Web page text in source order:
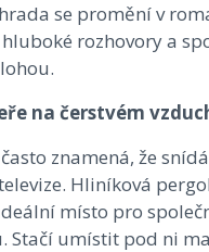
se promění v
rozhovory a
na čerstvém
znamená, že
Hliníková
místo pro
Stačí umístit pod ni